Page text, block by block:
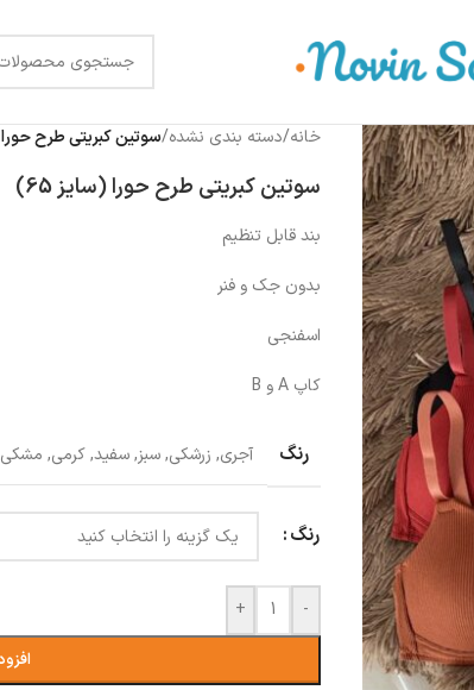
خانه/دسته بندی نشده/سوتین کبریتی طرح حورا
سوتین کبریتی طرح حورا (سایز 65)
بند قابل تنظیم
بدون جک و فنر
اسفنجی
کاپ A و B
رنگ آجری, زرشکی,سبز,سفید,کرمی, مشکی
رنگ
-
+